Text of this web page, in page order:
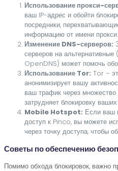
Использование прокси-
ваш IP-адрес и обойти
посредники,
информацию от имени прокси.
Изменение DNS-серверов:
серверов на
OpenDNS) может помочь
Использование Tor: Tor –
анонимизирует вашу
ваш трафик через множество
затрудняет блокировку
Mobile Hotspot: Если ваш
доступ к Pinco, вы можете
через точку доступа, чтобы
Советы по обеспечению
Помимо обхода блокировок, важно